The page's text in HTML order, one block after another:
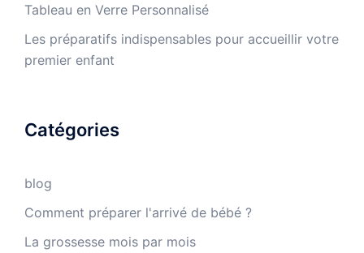
Tableau en Verre Personnalisé
Les préparatifs indispensables pour accueillir votre
premier enfant
Catégories
blog
Comment préparer l'arrivé de bébé ?
La grossesse mois par mois